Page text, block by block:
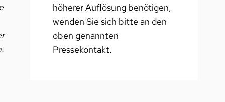
höherer Auflösung benötigen,
wenden Sie sich bitte an den
oben genannten
Pressekontakt.